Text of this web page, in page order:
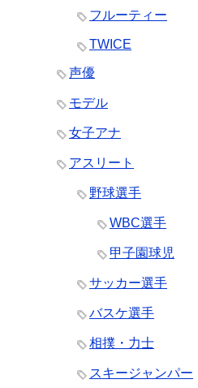
フルーティー
TWICE
声優
モデル
女子アナ
アスリート
野球選手
WBC選手
甲子園球児
サッカー選手
バスケ選手
相撲・力士
スキージャンパー